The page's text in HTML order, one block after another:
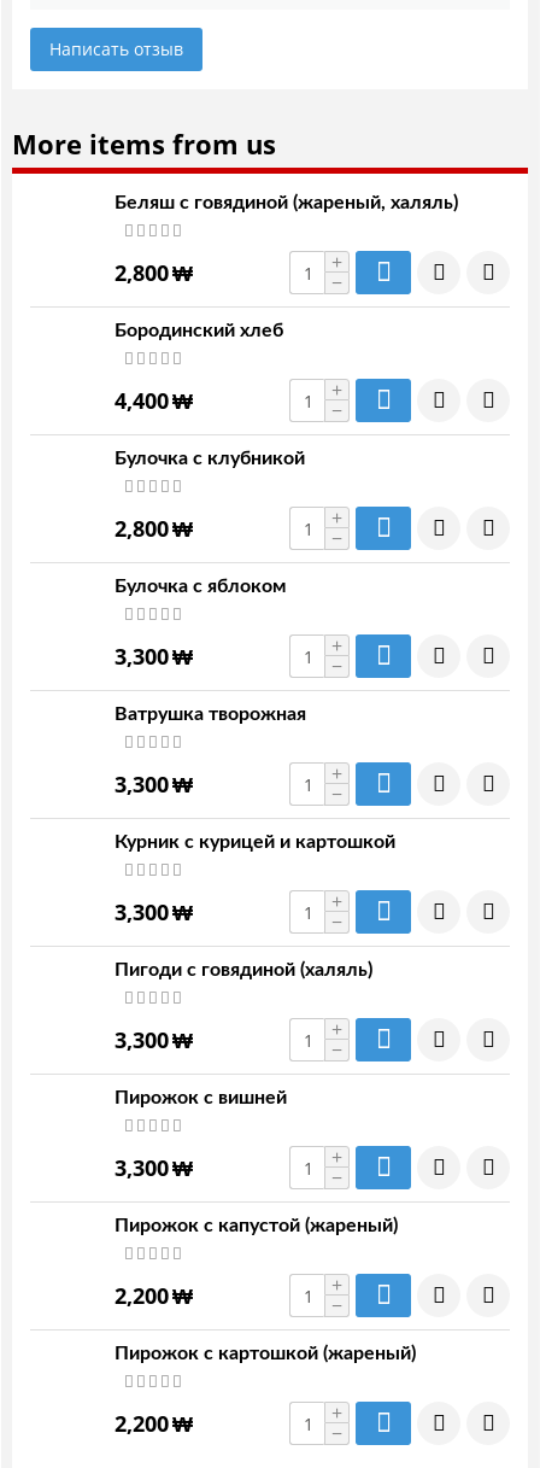
Написать отзыв
More items from us
Беляш с говядиной (жареный, халяль)
2,800₩ +
−
Бородинский хлеб
4,400₩ +
−
Булочка с клубникой
2,800₩ +
−
Булочка с яблоком
3,300₩ +
−
Ватрушка творожная
3,300₩ +
−
Курник с курицей и картошкой
3,300₩ +
−
Пигоди с говядиной (халяль)
3,300₩ +
−
Пирожок с вишней
3,300₩ +
−
Пирожок с капустой (жареный)
2,200₩ +
−
Пирожок с картошкой (жареный)
2,200₩ +
−